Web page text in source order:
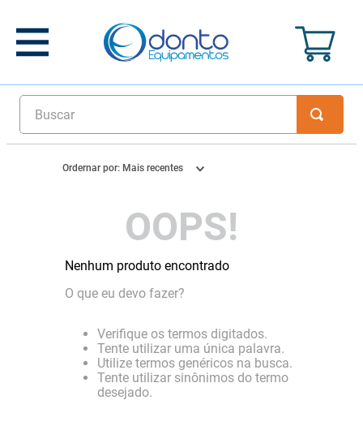
Buscar
Ordernar por: Mais recentes
OOPS!
Nenhum produto encontrado
O que eu devo fazer?
Verifique os termos digitados.
Tente utilizar uma única palavra.
Utilize termos genéricos na busca.
Tente utilizar sinônimos do termo
desejado.